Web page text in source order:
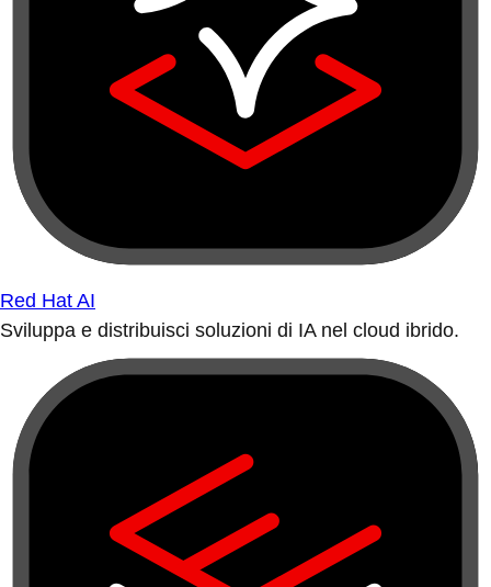
Red Hat AI
Sviluppa e distribuisci soluzioni di IA nel cloud ibrido.